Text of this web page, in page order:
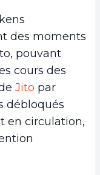
des moments
pouvant
cours des
Jito par
débloqués
en circulation,